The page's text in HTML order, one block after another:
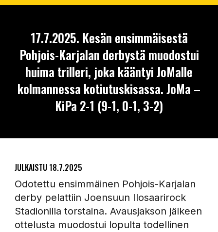
17.7.2025. Kesän ensimmäisestä
Pohjois-Karjalan derbystä muodostui
huima trilleri, joka kääntyi JoMalle
kolmannessa kotiutuskisassa. JoMa –
KiPa 2-1 (9-1, 0-1, 3-2)
JULKAISTU 18.7.2025
Odotettu ensimmäinen Pohjois-Karjalan
derby pelattiin Joensuun Ilosaarirock
Stadionilla torstaina. Avausjakson jälkeen
ottelusta muodostui lopulta todellinen